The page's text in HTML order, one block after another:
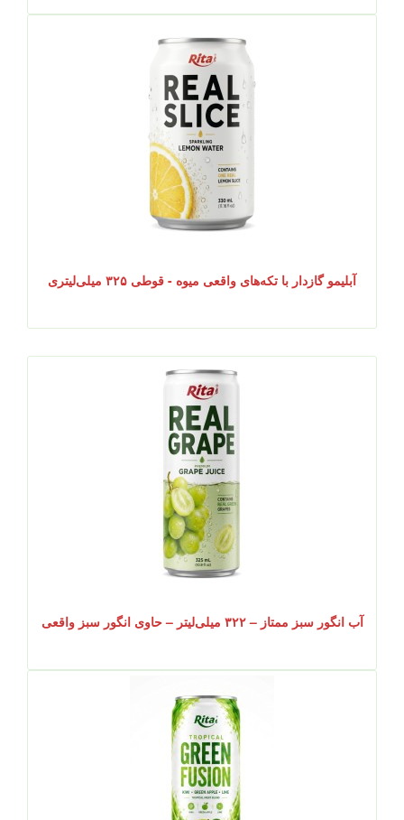
آبلیمو گازدار با تکه‌های واقعی میوه - قوطی ۳۲۵ میلی‌لیتری
آب انگور سبز ممتاز – ۳۲۲ میلی‌لیتر – حاوی انگور سبز واقعی